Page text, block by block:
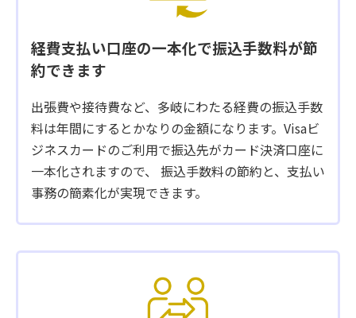
経費支払い口座の一本化で振込手数料が節
約できます
出張費や接待費など、多岐にわたる経費の振込手数
料は年間にするとかなりの金額になります。Visaビ
ジネスカードのご利用で振込先がカード決済口座に
一本化されますので、 振込手数料の節約と、支払い
事務の簡素化が実現できます。